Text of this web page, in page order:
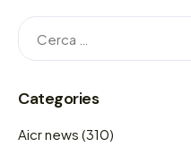
Categories
Aicr news (310)